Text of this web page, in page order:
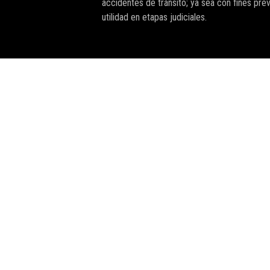
accidentes de tránsito; ya sea con fines
utilidad en etapas judiciales.